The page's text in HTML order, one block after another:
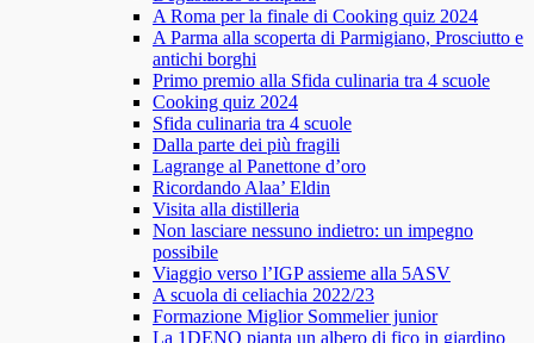
A Roma per la finale di Cooking quiz 2024
A Parma alla scoperta di Parmigiano, Prosciutto e
antichi borghi
Primo premio alla Sfida culinaria tra 4 scuole
Cooking quiz 2024
Sfida culinaria tra 4 scuole
Dalla parte dei più fragili
Lagrange al Panettone d’oro
Ricordando Alaa’ Eldin
Visita alla distilleria
Non lasciare nessuno indietro: un impegno
possibile
Viaggio verso l’IGP assieme alla 5ASV
A scuola di celiachia 2022/23
Formazione Miglior Sommelier junior
La 1DENO pianta un albero di fico in giardino